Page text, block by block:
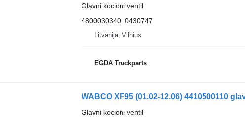
Glavni kocioni ventil
4800030340, 0430747
Litvanija, Vilnius
EGDA Truckparts
Glavni kocioni ventil